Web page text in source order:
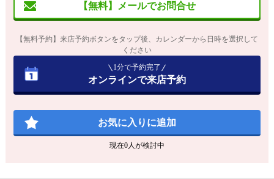
【無料】メールでお問合せ
【無料予約】来店予約ボタンをタップ後、カレンダーから日時を選択して
ください
1分で予約完了
オンラインで来店予約
お気に入りに追加
現在0人が検討中